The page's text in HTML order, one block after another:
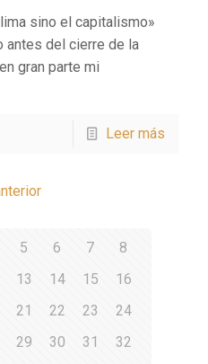
sino el capitalismo»
antes del cierre de la
gran parte mi
Leer más
5 6 7
8
13 14 15
16
21 22 23
24
29 30 31
32